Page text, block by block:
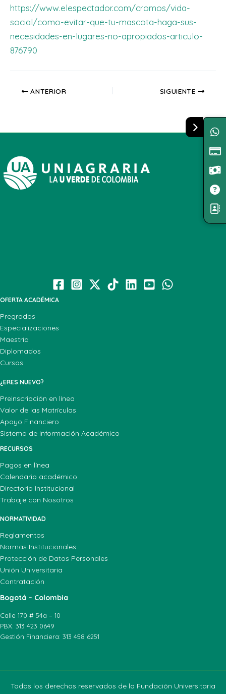
https://www.elespectador.com/cromos/vida-
social/como-evitar-que-tu-mascota-haga-sus-
necesidades-en-lugares-no-apropiados-articulo-
876790
ANTERIOR SIGUIENTE
OFERTA ACADÉMICA
Pregrados
Especializaciones
Maestría
Diplomados
Cursos
¿ERES NUEVO?
Preinscripción en línea
Valor de las Matrículas
Apoyo Financiero
Sistema de Información Académico
RECURSOS
Pagos en línea
Calendario académico
Directorio Institucional
Trabaje con Nosotros
NORMATIVIDAD
Reglamentos
Normas Institucionales
Protección de Datos Personales
Unión Universitaria
Contratación
Bogotá – Colombia
Calle 170 # 54a – 10
PBX: 313 423 0649
Gestión Financiera: 313 458 6251
Todos los derechos reservados de la Fundación Universitaria